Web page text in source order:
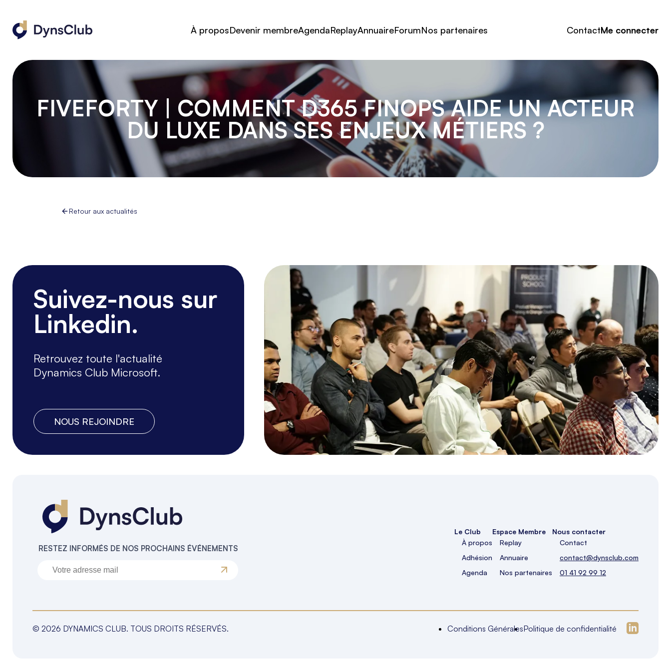
À proposDevenir membreAgendaReplayAnnuaireForumNos partenaires ContactMe connecter
FIVEFORTY | COMMENT D365 FINOPS AIDE UN ACTEUR
DU LUXE DANS SES ENJEUX MÉTIERS ?
Retour aux actualités
Suivez-nous sur
Linkedin.
Retrouvez toute l'actualité
Dynamics Club Microsoft.
NOUS REJOINDRE
RESTEZ INFORMÉS DE NOS PROCHAINS ÉVÉNEMENTS
Le Club
À propos
Adhésion
Agenda
Espace Membre
Replay
Annuaire
Nos partenaires
Nous contacter
Contact
contact@dynsclub.com
01 41 92 99 12
© 2026 DYNAMICS CLUB. TOUS DROITS RÉSERVÉS. Conditions GénéralesPolitique de confidentialité